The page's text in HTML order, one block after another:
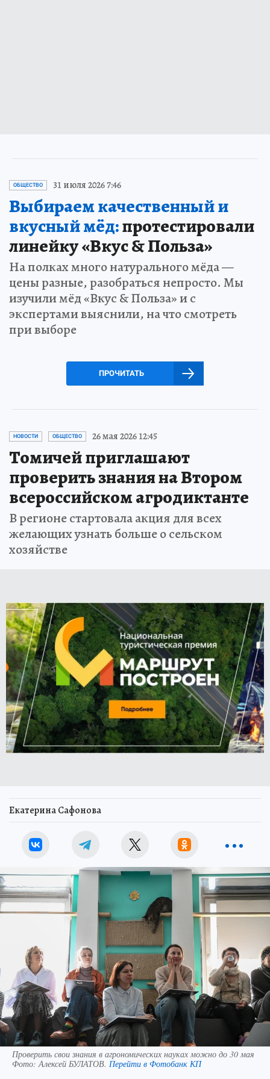
ОБЩЕСТВО 31 июля 2026 7:46
Выбираем качественный и
вкусный мёд:протестировали
линейку «Вкус & Польза»
На полках много натурального мёда —
цены разные, разобраться непросто. Мы
изучили мёд «Вкус & Польза» и с
экспертами выяснили, на что смотреть
при выборе
ПРОЧИТАТЬ
НОВОСТИ ОБЩЕСТВО 26 мая 2026 12:45
Томичей приглашают
проверить знания на Втором
всероссийском агродиктанте
В регионе стартовала акция для всех
желающих узнать больше о сельском
хозяйстве
Екатерина Сафонова
Проверить свои знания в агрономических науках можно до 30 мая
Фото:Алексей БУЛАТОВ. Перейти в Фотобанк КП